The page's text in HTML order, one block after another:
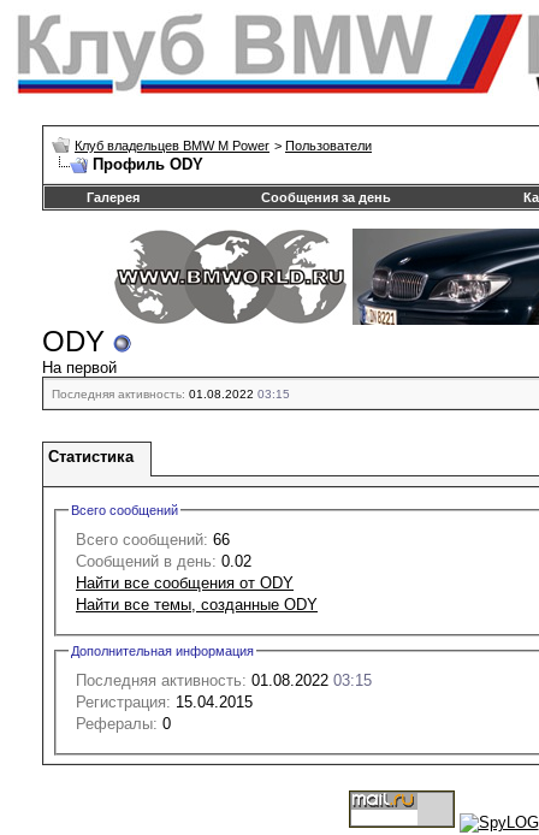
Клуб владельцев BMW M Power > Пользователи
Профиль ODY
Галерея Сообщения за день
ODY
На первой
Последняя активность: 01.08.2022 03:15
Статистика
Всего сообщений
Всего сообщений: 66
Сообщений в день: 0.02
Найти все сообщения от ODY
Найти все темы, созданные ODY
Дополнительная информация
Последняя активность: 01.08.2022 03:15
Регистрация: 15.04.2015
Рефералы: 0